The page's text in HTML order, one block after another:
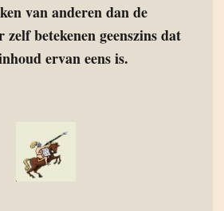
van anderen dan de
betekenen geenszins dat
ervan eens is.